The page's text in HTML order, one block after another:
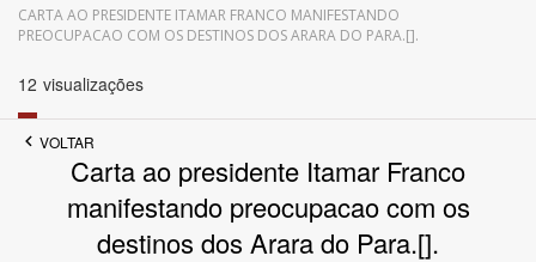
CARTA AO PRESIDENTE ITAMAR FRANCO MANIFESTANDO
PREOCUPACAO COM OS DESTINOS DOS ARARA DO PARA.[].
12 visualizações
VOLTAR
Carta ao presidente Itamar Franco
manifestando preocupacao com os
destinos dos Arara do Para.[].